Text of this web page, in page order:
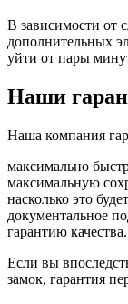
В зависимости от
дополнительных
уйти от пары
Наши
Наша компания
максимально
максимальную
насколько это
документальное
гарантию качества.
Если вы
замок, гарантия